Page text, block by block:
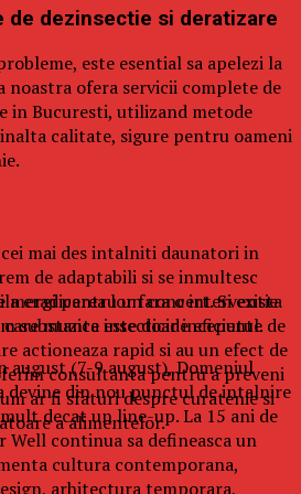
de dezinsectie si deratizare
este esential sa apelezi la
noastra ofera servicii complete de
in Bucuresti, utilizand metode
calitate, sigure pentru oameni
mai des intalniti daunatori in
de adaptabili si se inmultesc
eradicarea lor fara o interventie
substante insecticide eficiente de
actioneaza rapid si au un efect de
consultanta pentru a preveni
ar fi sfaturi despre curatenie si
a alimentelor.
mergi pentru un concert. Si exista
muzica este doar inceputul.
august (7-9 august), Domeniul
devine din nou punctul de intalnire
decat un line-up. La 15 ani de
Well continua sa defineasca un
cultura contemporana,
arhitectura temporara,